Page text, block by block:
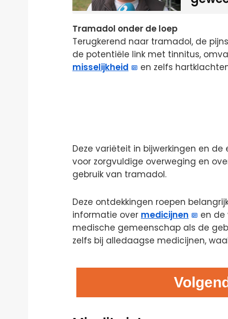
Tramadol onder de loep
Terugkerend naar tramadol, de
de potentiële link met tinnitus,
misselijkheid
en zelfs
Deze variëteit in bijwerkingen en
voor zorgvuldige overweging en
gebruik van tramadol.
Deze ontdekkingen roepen
informatie over medicijnen
en de
medische gemeenschap als de
zelfs bij alledaagse medicijnen,